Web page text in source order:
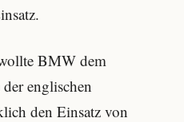
BMW dem
englischen
den Einsatz von